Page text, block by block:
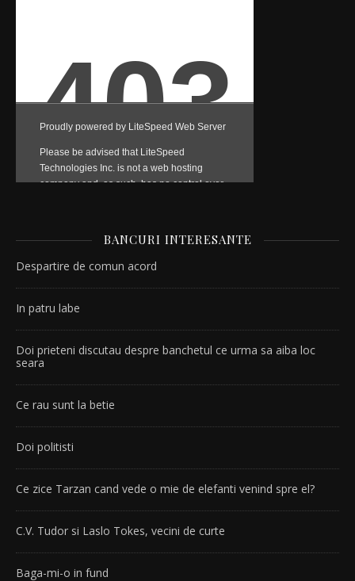
BANCURI INTERESANTE
Despartire de comun acord
In patru labe
Doi prieteni discutau despre banchetul ce urma sa aiba loc
seara
Ce rau sunt la betie
Doi politisti
Ce zice Tarzan cand vede o mie de elefanti venind spre el?
C.V. Tudor si Laslo Tokes, vecini de curte
Baga-mi-o in fund